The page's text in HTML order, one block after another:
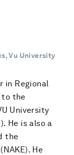
Vu University
in Regional
to the
University
He is also a
the
He